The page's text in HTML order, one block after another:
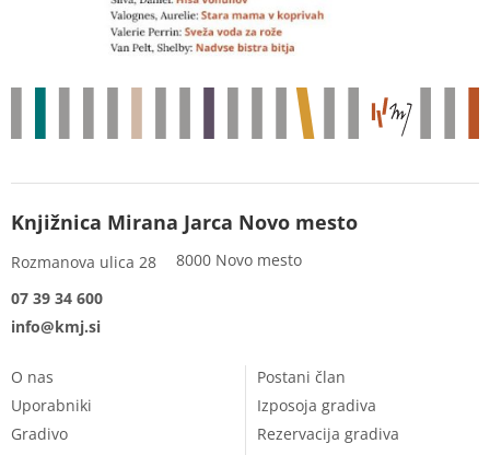
Knjižnica Mirana Jarca Novo mesto
Rozmanova ulica 28
8000 Novo mesto
07 39 34 600
info@kmj.si
O nas
Uporabniki
Gradivo
Postani član
Izposoja gradiva
Rezervacija gradiva